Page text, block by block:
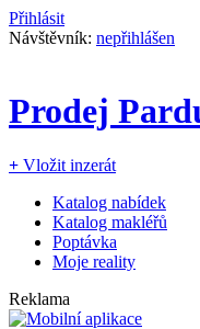
Přihlásit
Návštěvník: nepřihlášen
Prodej
+ Vložit inzerát
Katalog nabídek
Katalog makléřů
Poptávka
Moje reality
Reklama